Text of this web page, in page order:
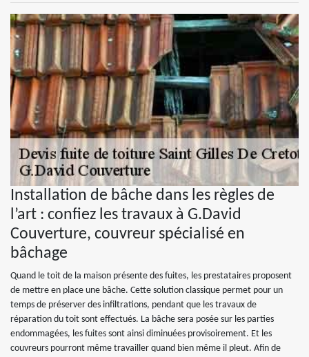
Installation de bâche dans les règles de
l’art : confiez les travaux à G.David
Couverture, couvreur spécialisé en
bâchage
Quand le toit de la maison présente des fuites, les prestataires proposent
de mettre en place une bâche. Cette solution classique permet pour un
temps de préserver des infiltrations, pendant que les travaux de
réparation du toit sont effectués. La bâche sera posée sur les parties
endommagées, les fuites sont ainsi diminuées provisoirement. Et les
couvreurs pourront même travailler quand bien même il pleut. Afin de